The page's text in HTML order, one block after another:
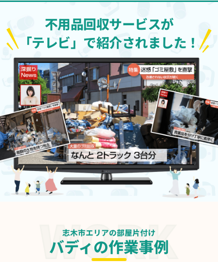
不用品回収サービスが
「テレビ」で紹介されました！
志木市エリアの部屋片付け
バディの作業事例